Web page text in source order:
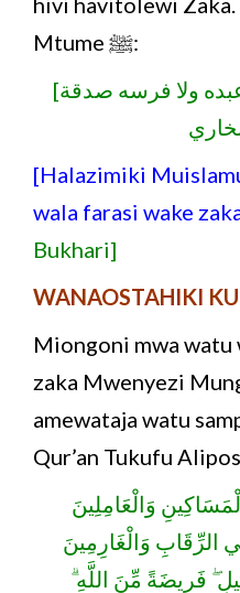
Mtume ﷺ:
ولا فرسه صدقة]
[Halazimiki
wala farasi wake
Bukhari]
WANAOSTAHIKI
Miongoni mwa watu
zaka Mwenyezi
amewataja watu
Qur’an Tukufu
وَالْعَامِلِينَ
الرِّقَابِ وَالْغَارِمِينَ
فَرِيضَةً مِّنَ اللَّهِ